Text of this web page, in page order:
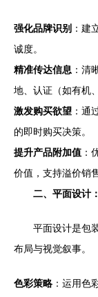
强化品牌识别 ：建
诚度。
精准传达信息 ：清
地、认证（如有机
激发购买欲望 ：通
的即时购买决策。
提升产品附加值 ：
价值，支持溢价销售
二、平面设计
平面设计是包
布局与视觉叙事。
色彩策略 ：运用色